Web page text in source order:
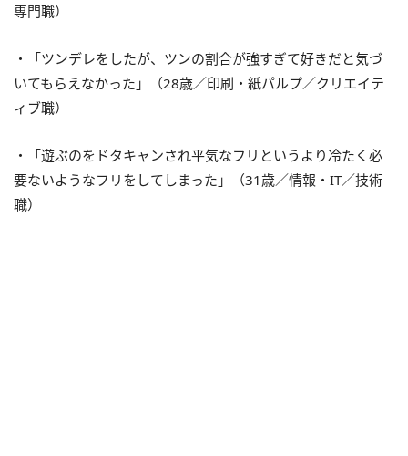
専門職）
・「ツンデレをしたが、ツンの割合が強すぎて好きだと気づ
いてもらえなかった」（28歳／印刷・紙パルプ／クリエイテ
ィブ職）
・「遊ぶのをドタキャンされ平気なフリというより冷たく必
要ないようなフリをしてしまった」（31歳／情報・IT／技術
職）